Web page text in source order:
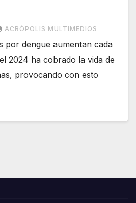
ACRÓPOLIS MULTIMEDIOS
por dengue aumentan cada
2024 ha cobrado la vida de
provocando con esto